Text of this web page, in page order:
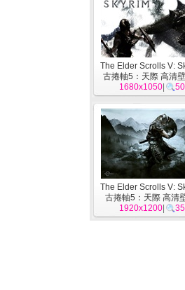
The Elder Scrolls V:
古捲軸5：天際 高清
1680x1050
The Elder Scrolls V:
古捲軸5：天際 高清
1920x1200